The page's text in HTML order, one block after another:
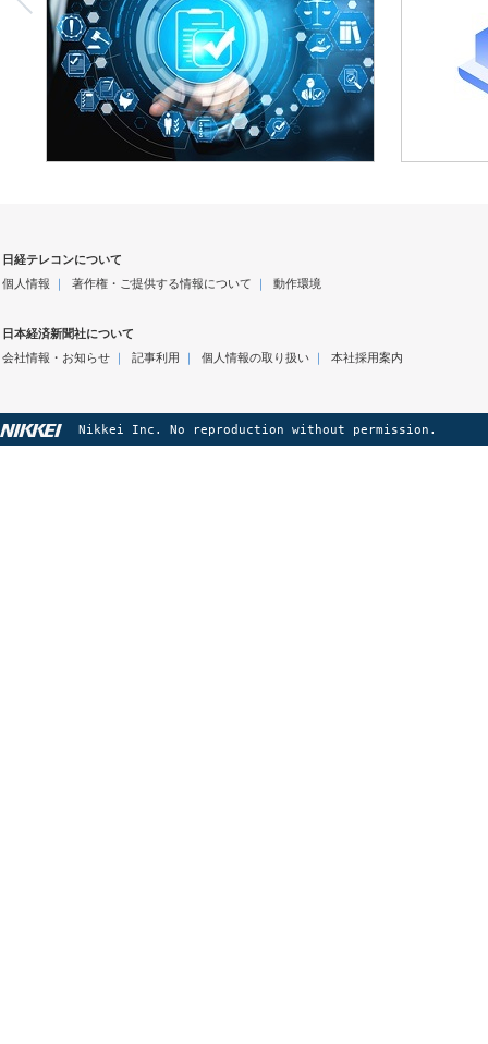
日経テレコンについて
個人情報 ｜ 著作権・ご提供する情報について ｜ 動作環境
日本経済新聞社について
会社情報・お知らせ｜ 記事利用 ｜ 個人情報の取り扱い｜ 本社採用案内
Nikkei Inc. No reproduction without permission.